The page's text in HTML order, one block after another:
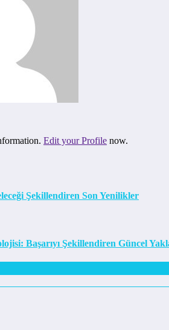
Edit your Profile now.
Şekillendiren Son Yenilikler
Başarıyı Şekillendiren Güncel